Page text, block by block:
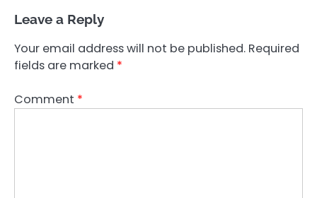
Leave a Reply
Your email address will not be published. Required
fields are marked *
Comment *